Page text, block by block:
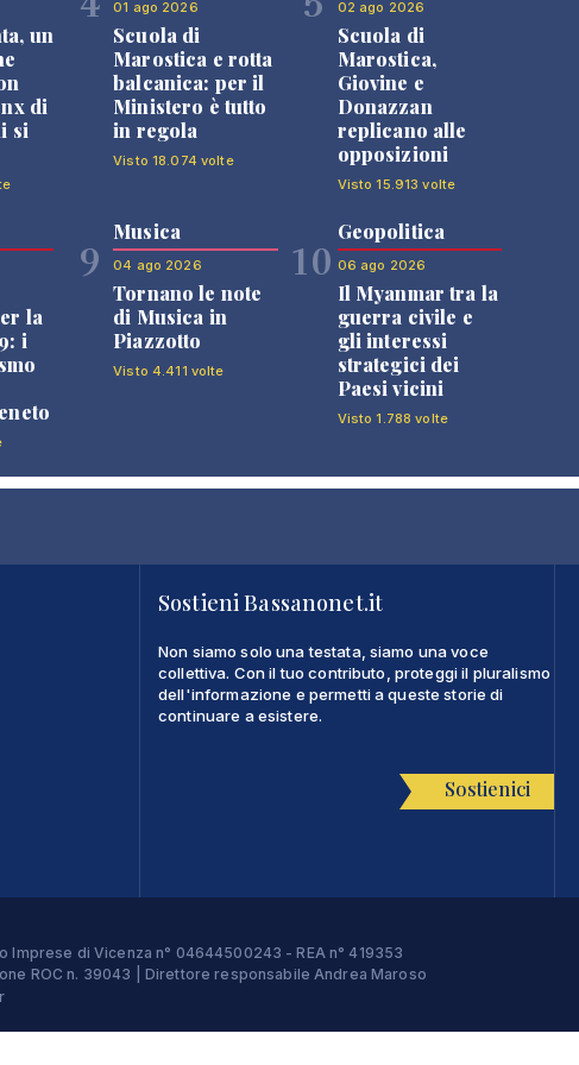
un
di
si
01 ago 2026
Scuola di
Marostica e rotta
balcanica: per il
Ministero è tutto
in regola
Visto 18.074 volte
02 ago 2026
Scuola di
Marostica,
Giovine e
Donazzan
replicano alle
opposizioni
Visto 15.913 volte
la
i
9
Musica
04 ago 2026
Tornano le note
di Musica in
Piazzotto
Visto 4.411 volte
10
Geopolitica
06 ago 2026
Il Myanmar tra la
guerra civile e
gli interessi
strategici dei
Paesi vicini
Visto 1.788 volte
Sostieni Bassanonet.it
Non siamo solo una testata, siamo una voce
collettiva. Con il tuo contributo, proteggi il pluralismo
dell'informazione e permetti a queste storie di
continuare a esistere.
Sostienici
di Vicenza n° 04644500243 - REA n° 419353
ROC n. 39043 | Direttore responsabile Andrea Maroso